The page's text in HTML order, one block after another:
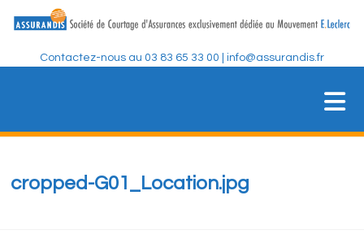
Contactez-nous au 03 83 65 33 00 | info@assurandis.fr
cropped-G01_Location.jpg